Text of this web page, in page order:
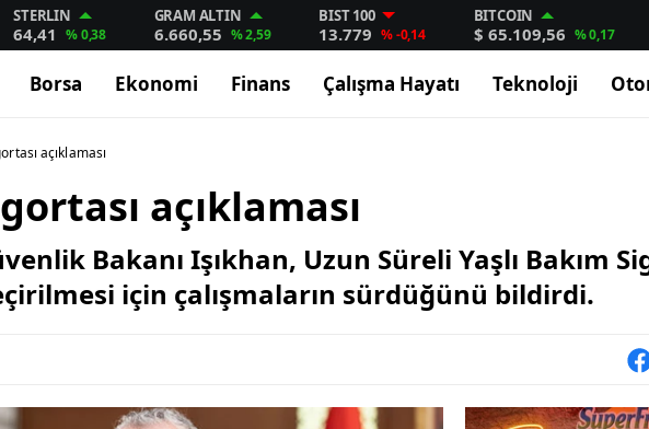
STERLIN
64,41 % 0,38
GRAM ALTIN
6.660,55 % 2,59
BIST 100
13.779 % -0,14
BITCOIN
$ 65.109,56 % 0,17
Borsa Ekonomi Finans Çalışma Hayatı Teknoloji
açıklaması
açıklaması
Bakanı Işıkhan, Uzun Süreli Yaşlı Bakım
için çalışmaların sürdüğünü bildirdi.